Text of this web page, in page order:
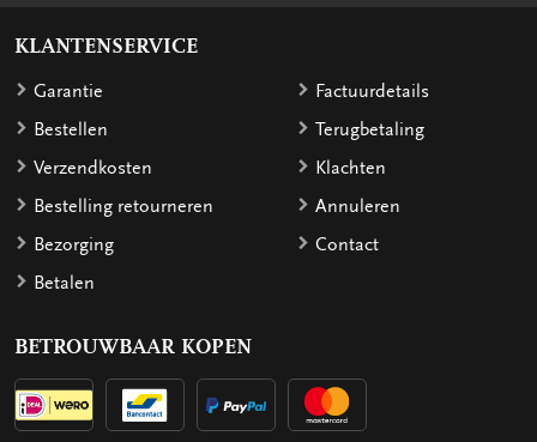
KLANTENSERVICE
Garantie
Bestellen
Verzendkosten
Bestelling retourneren
Bezorging
Betalen
Factuurdetails
Terugbetaling
Klachten
Annuleren
Contact
BETROUWBAAR KOPEN